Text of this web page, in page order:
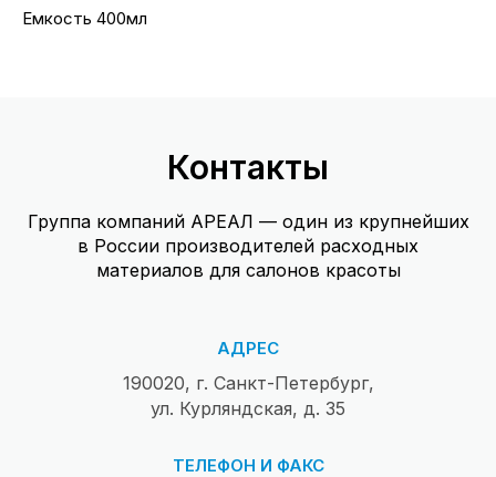
Емкость 400мл
Контакты
Группа компаний АРЕАЛ — один из крупнейших
в России производителей расходных
материалов для салонов красоты
АДРЕС
190020, г. Санкт-Петербург,
ул. Курляндская, д. 35
ТЕЛЕФОН И ФАКС